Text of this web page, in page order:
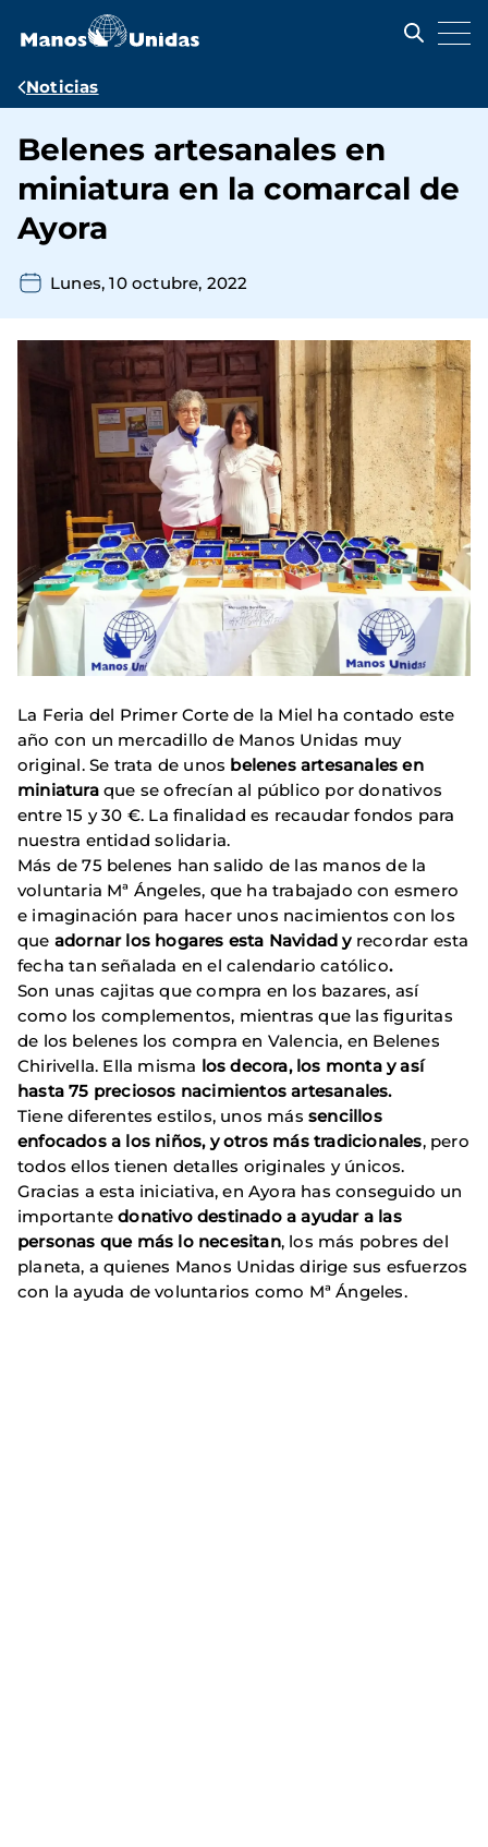
contenido
Ruta
navegación
Noticias
Belenes artesanales en
miniatura en la comarcal de
Ayora
Lunes, 10 octubre, 2022
La Feria del Primer Corte de la Miel ha contado este
año con un mercadillo de Manos Unidas muy
original. Se trata de unos belenes artesanales en
miniaturaque se ofrecían al público por donativos
entre 15 y 30 €. La finalidad es recaudar fondos para
nuestra entidad solidaria.
Más de 75 belenes han salido de las manos de la
voluntaria Mª Ángeles, que ha trabajado con esmero
e imaginación para hacer unos nacimientos con los
que adornar los hogares esta Navidad y recordar esta
fecha tan señalada en el calendario católico.
Son unas cajitas que compra en los bazares, así
como los complementos, mientras que las figuritas
de los belenes los compra en Valencia, en Belenes
Chirivella. Ella misma los decora, los monta y así
hasta 75 preciosos nacimientos artesanales.
Tiene diferentes estilos, unos más sencillos
enfocados a los niños, y otros más tradicionales, pero
todos ellos tienen detalles originales y únicos.
Gracias a esta iniciativa, en Ayora has conseguido un
importantedonativo destinado a ayudar a las
personas que más lo necesitan, los más pobres del
planeta, a quienes Manos Unidas dirige sus esfuerzos
con la ayuda de voluntarios como Mª Ángeles.